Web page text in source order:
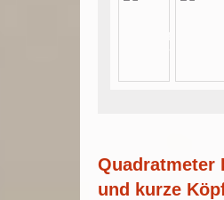
Quadratmeter
und kurze